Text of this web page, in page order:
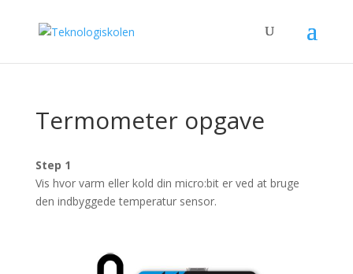
Termometer opgave
Step 1
Vis hvor varm eller kold din micro:bit er ved at bruge
den indbyggede temperatur sensor.